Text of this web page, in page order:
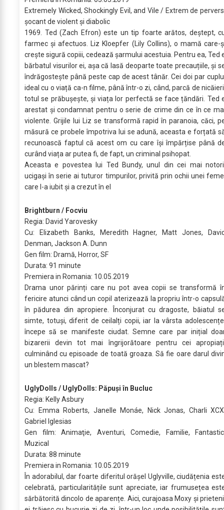
Extremely Wicked, Shockingly Evil, and Vile / Extrem de
șocant de violent și diabolic
1969. Ted (Zach Efron) este un tip foarte arătos, deștept,
farmec și afectuos. Liz Kloepfer (Lily Collins), o mamă care-
crește sigură copiii, cedează șarmului acestuia. Pentru ea, Ted
bărbatul visurilor ei, așa că lasă deoparte toate precauțiile, și
îndrăgostește până peste cap de acest tânăr. Cei doi par
ideal cu o viață ca-n filme, până într-o zi, când, parcă de
totul se prăbușește, și viața lor perfectă se face țăndări. Ted
arestat și condamnat pentru o serie de crime din ce în ce
violente. Grijile lui Liz se transformă rapid în paranoia, căci,
măsură ce probele împotriva lui se adună, aceasta e forțată
recunoască faptul că acest om cu care își împărțise până
curând viața ar putea fi, de fapt, un criminal psihopat.
Aceasta e povestea lui Ted Bundy, unul din cei mai
ucigași în serie ai tuturor timpurilor, privită prin ochii unei
care l-a iubit și a crezut în el
Brightburn / Focviu
Regia: David Yarovesky
Cu: Elizabeth Banks, Meredith Hagner, Matt Jones,
Denman, Jackson A. Dunn
Gen film: Dramă, Horror, SF
Durata: 91 minute
Premiera in Romania: 10.05.2019
Drama unor părinți care nu pot avea copii se transformă
fericire atunci când un copil aterizează la propriu într-o
în pădurea din apropiere. Înconjurat cu dragoste, băiatul
simte, totuși, diferit de ceilalți copii, iar la vârsta
începe să se manifeste ciudat. Semne care par inițial
bizarerii devin tot mai îngrijorătoare pentru cei
culminând cu episoade de toată groaza. Să fie oare darul
un blestem mascat?
UglyDolls / UglyDolls: Păpuși în Bucluc
Regia: Kelly Asbury
Cu: Emma Roberts, Janelle Monáe, Nick Jonas, Charli
Gabriel Iglesias
Gen film: Animaţie, Aventuri, Comedie, Familie,
Muzical
Durata: 88 minute
Premiera in Romania: 10.05.2019
În adorabilul, dar foarte diferitul orășel Uglyville, ciudățenia
celebrată, particularitățile sunt apreciate, iar frumusețea
sărbătorită dincolo de aparențe. Aici, curajoasa Moxy și